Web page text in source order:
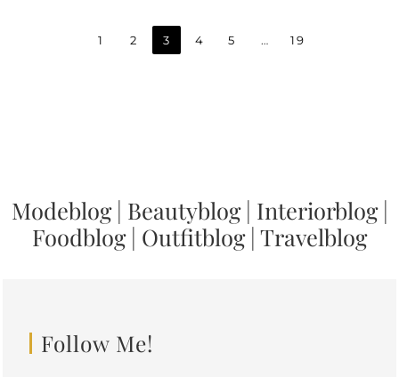
1 2 3 4 5 … 19
Modeblog| Beautyblog| Interiorblog|
Foodblog| Outfitblog| Travelblog
Follow Me!